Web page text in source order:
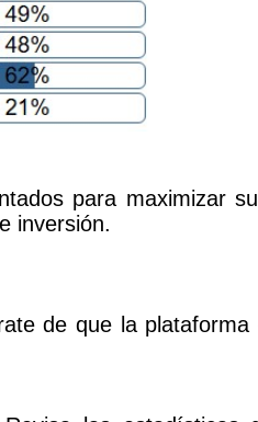
para maximizar
inversión.
de que la